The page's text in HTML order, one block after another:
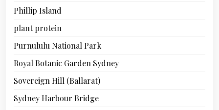
Phillip Island
plant protein
Purnululu National Park
Royal Botanic Garden Sydney
Sovereign Hill (Ballarat)
Sydney Harbour Bridge